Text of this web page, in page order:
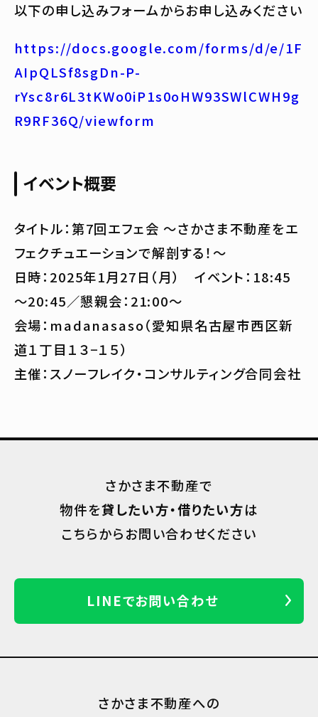
以下の申し込みフォームからお申し込みください
https://docs.google.com/forms/d/e/1F
AIpQLSf8sgDn-P-
rYsc8r6L3tKWo0iP1s0oHW93SWlCWH9g
R9RF36Q/viewform
イベント概要
タイトル：第7回エフェ会 ～さかさま不動産をエ
フェクチュエーションで解剖する！～
日時：2025年1月27日（月） イベント：18:45
～20:45／懇親会：21:00～
会場：madanasaso（愛知県名古屋市西区新
道１丁目１３−１５）
主催：スノーフレイク・コンサルティング合同会社
さかさま不動産で
物件を貸したい方・借りたい方は
こちらからお問い合わせください
LINEでお問い合わせ
さかさま不動産への